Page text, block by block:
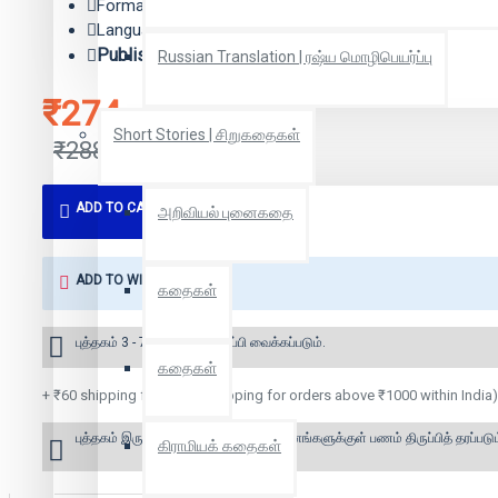
Russian Translation | ரஷ்ய மொழிபெயர்ப்பு
Short Stories | சிறுகதைகள்
அறிவியல் புனைகதை
கதைகள்
கதைகள்
கிராமியக் கதைகள்
₹274
₹288
Format: Paper Back
Language: Tamil
Publisher: பயில் பதிப்பகம்
ADD TO CART
ADD TO WISH LIST
புத்தகம் 3 - 7 நாட்களில் அனுப்பி வைக்கப்படும்.
+ ₹60 shipping fee* (Free shipping for orders above ₹1000 within India)
புத்தகம் இருப்பில் இல்லை என்றால் 10 தினங்களுக்குள் பணம் திருப்பித்